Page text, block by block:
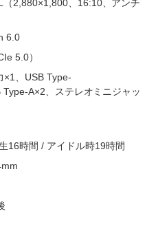
2,880×1,800、16:10、アンチ
6.0
5.0）
×1、USB Type-
A×2、ステレオミニジャッ
16時間 / アイドル時19時間